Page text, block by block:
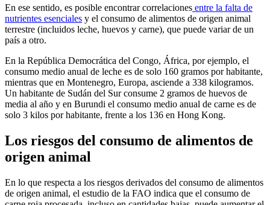
En ese sentido, es posible encontrar correlaciones entre la falta de
nutrientes esenciales y el consumo de alimentos de origen animal
terrestre (incluidos leche, huevos y carne), que puede variar de un
país a otro.
En la República Democrática del Congo, África, por ejemplo, el
consumo medio anual de leche es de solo 160 gramos por habitante,
mientras que en Montenegro, Europa, asciende a 338 kilogramos.
Un habitante de Sudán del Sur consume 2 gramos de huevos de
media al año y en Burundi el consumo medio anual de carne es de
solo 3 kilos por habitante, frente a los 136 en Hong Kong.
Los riesgos del consumo de alimentos de
origen animal
En lo que respecta a los riesgos derivados del consumo de alimentos
de origen animal, el estudio de la FAO indica que el consumo de